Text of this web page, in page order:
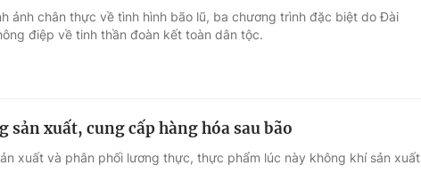
ảnh chân thực về tình hình bão lũ, ba chương trình đặc biệt do Đài
điệp về tinh thần đoàn kết toàn dân tộc.
sản xuất, cung cấp hàng hóa sau bão
xuất và phân phối lương thực, thực phẩm lúc này không khí sản xuất